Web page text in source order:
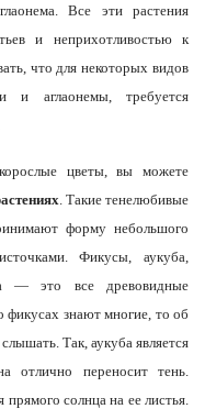
Все эти растения
и неприхотливостью к
что для некоторых видов
и аглаонемы, требуется
цветы, вы можете
. Такие тенелюбивые
форму небольшого
Фикусы, аукуба,
— это все древовидные
фикусах знают многие, то об
Так, аукуба является
отлично переносит тень.
солнца на ее листья.